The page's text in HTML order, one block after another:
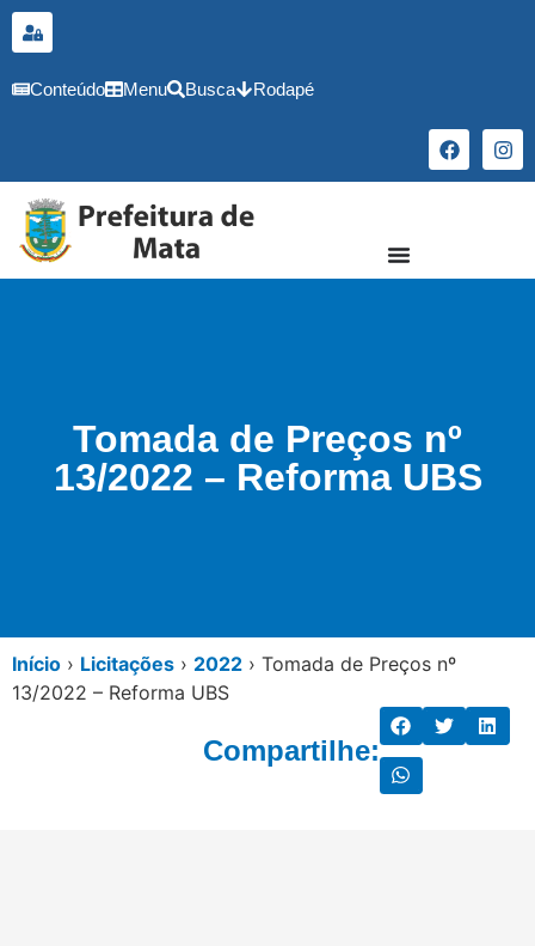
conteúdo
Conteúdo Menu Busca Rodapé
Tomada de Preços nº
13/2022 – Reforma UBS
Início › Licitações › 2022 › Tomada de Preços nº
13/2022 – Reforma UBS
Compartilhe: